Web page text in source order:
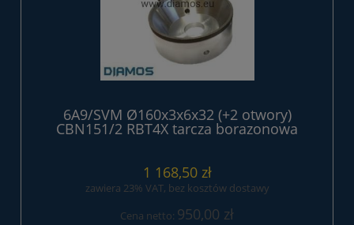
6A9/SVM Ø160x3x6x32 (+2 otwory)
CBN151/2 RBT4X tarcza borazonowa
1 168,50 zł
zawiera 23% VAT, bez kosztów dostawy
Cena netto: 950,00 zł